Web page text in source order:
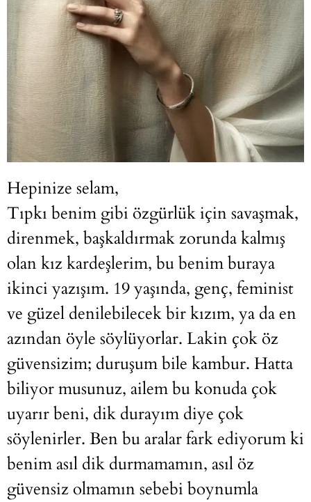
Hepinize selam,
Tıpkı benim gibi özgürlük için savaşmak,
direnmek, başkaldırmak zorunda kalmış
olan kız kardeşlerim, bu benim buraya
ikinci yazışım. 19 yaşında, genç, feminist
ve güzel denilebilecek bir kızım, ya da en
azından öyle söylüyorlar. Lakin çok öz
güvensizim; duruşum bile kambur. Hatta
biliyor musunuz, ailem bu konuda çok
uyarır beni, dik durayım diye çok
söylenirler. Ben bu aralar fark ediyorum ki
benim asıl dik durmamamın, asıl öz
güvensiz olmamın sebebi boynumla